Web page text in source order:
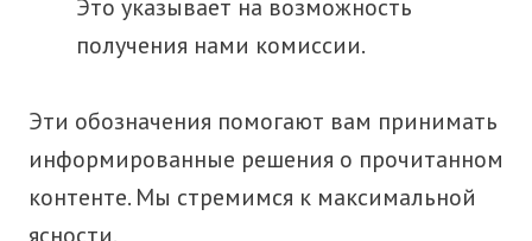
Это указывает на возможность
получения нами комиссии.
Эти обозначения помогают вам принимать
информированные решения о прочитанном
контенте. Мы стремимся к максимальной